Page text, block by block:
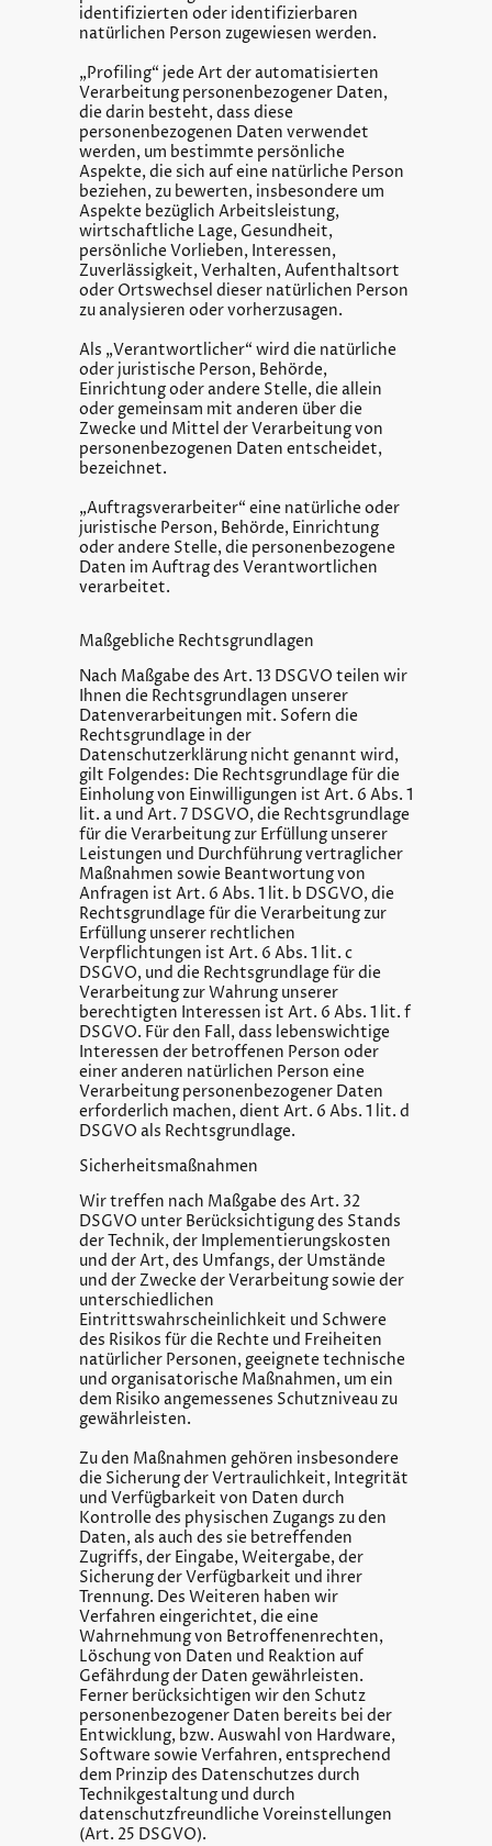
identifizierten oder identifizierbaren
natürlichen Person zugewiesen werden.
„Profiling“ jede Art der automatisierten
Verarbeitung personenbezogener Daten,
die darin besteht, dass diese
personenbezogenen Daten verwendet
werden, um bestimmte persönliche
Aspekte, die sich auf eine natürliche Person
beziehen, zu bewerten, insbesondere um
Aspekte bezüglich Arbeitsleistung,
wirtschaftliche Lage, Gesundheit,
persönliche Vorlieben, Interessen,
Zuverlässigkeit, Verhalten, Aufenthaltsort
oder Ortswechsel dieser natürlichen Person
zu analysieren oder vorherzusagen.
Als „Verantwortlicher“ wird die natürliche
oder juristische Person, Behörde,
Einrichtung oder andere Stelle, die allein
oder gemeinsam mit anderen über die
Zwecke und Mittel der Verarbeitung von
personenbezogenen Daten entscheidet,
bezeichnet.
„Auftragsverarbeiter“ eine natürliche oder
juristische Person, Behörde, Einrichtung
oder andere Stelle, die personenbezogene
Daten im Auftrag des Verantwortlichen
verarbeitet.
Maßgebliche Rechtsgrundlagen
Nach Maßgabe des Art. 13 DSGVO teilen wir
Ihnen die Rechtsgrundlagen unserer
Datenverarbeitungen mit. Sofern die
Rechtsgrundlage in der
Datenschutzerklärung nicht genannt wird,
gilt Folgendes: Die Rechtsgrundlage für die
Einholung von Einwilligungen ist Art. 6 Abs. 1
lit. a und Art. 7 DSGVO, die Rechtsgrundlage
für die Verarbeitung zur Erfüllung unserer
Leistungen und Durchführung vertraglicher
Maßnahmen sowie Beantwortung von
Anfragen ist Art. 6 Abs. 1 lit. b DSGVO, die
Rechtsgrundlage für die Verarbeitung zur
Erfüllung unserer rechtlichen
Verpflichtungen ist Art. 6 Abs. 1 lit. c
DSGVO, und die Rechtsgrundlage für die
Verarbeitung zur Wahrung unserer
berechtigten Interessen ist Art. 6 Abs. 1 lit. f
DSGVO. Für den Fall, dass lebenswichtige
Interessen der betroffenen Person oder
einer anderen natürlichen Person eine
Verarbeitung personenbezogener Daten
erforderlich machen, dient Art. 6 Abs. 1 lit. d
DSGVO als Rechtsgrundlage.
Sicherheitsmaßnahmen
Wir treffen nach Maßgabe des Art. 32
DSGVO unter Berücksichtigung des Stands
der Technik, der Implementierungskosten
und der Art, des Umfangs, der Umstände
und der Zwecke der Verarbeitung sowie der
unterschiedlichen
Eintrittswahrscheinlichkeit und Schwere
des Risikos für die Rechte und Freiheiten
natürlicher Personen, geeignete technische
und organisatorische Maßnahmen, um ein
dem Risiko angemessenes Schutzniveau zu
gewährleisten.
Zu den Maßnahmen gehören insbesondere
die Sicherung der Vertraulichkeit, Integrität
und Verfügbarkeit von Daten durch
Kontrolle des physischen Zugangs zu den
Daten, als auch des sie betreffenden
Zugriffs, der Eingabe, Weitergabe, der
Sicherung der Verfügbarkeit und ihrer
Trennung. Des Weiteren haben wir
Verfahren eingerichtet, die eine
Wahrnehmung von Betroffenenrechten,
Löschung von Daten und Reaktion auf
Gefährdung der Daten gewährleisten.
Ferner berücksichtigen wir den Schutz
personenbezogener Daten bereits bei der
Entwicklung, bzw. Auswahl von Hardware,
Software sowie Verfahren, entsprechend
dem Prinzip des Datenschutzes durch
Technikgestaltung und durch
datenschutzfreundliche Voreinstellungen
(Art. 25 DSGVO).